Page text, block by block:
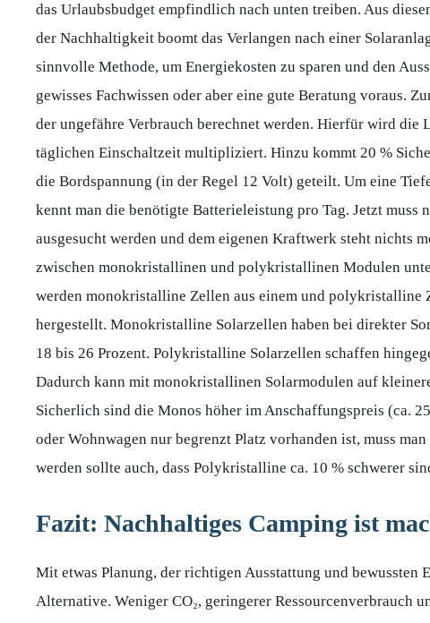
das Urlaubsbudget empfindlich nach unten treiben. Aus
der Nachhaltigkeit boomt das Verlangen nach einer
sinnvolle Methode, um Energiekosten zu sparen und den
gewisses Fachwissen oder aber eine gute Beratung voraus.
der ungefähre Verbrauch berechnet werden. Hierfür wird
täglichen Einschaltzeit multipliziert. Hinzu kommt 20 %
die Bordspannung (in der Regel 12 Volt) geteilt. Um eine
kennt man die benötigte Batterieleistung pro Tag. Jetzt muss
ausgesucht werden und dem eigenen Kraftwerk steht nichts
zwischen monokristallinen und polykristallinen Modulen
werden monokristalline Zellen aus einem und polykristalline
hergestellt. Monokristalline Solarzellen haben bei direkter
18 bis 26 Prozent. Polykristalline Solarzellen schaffen
Dadurch kann mit monokristallinen Solarmodulen auf
Sicherlich sind die Monos höher im Anschaffungspreis (ca.
oder Wohnwagen nur begrenzt Platz vorhanden ist, muss
werden sollte auch, dass Polykristalline ca. 10 % schwerer
Fazit: Nachhaltiges Camping ist
Mit etwas Planung, der richtigen Ausstattung und bewussten
Alternative. Weniger CO₂, geringerer Ressourcenverbrauch